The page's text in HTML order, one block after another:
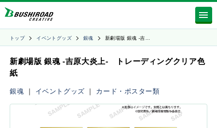
トップ イベントグッズ 銀魂 新劇場版 銀魂 -吉…
新劇場版 銀魂 -吉原大炎上- トレーディングクリア色
紙
銀魂 ｜ イベントグッズ ｜ カード・ポスター類